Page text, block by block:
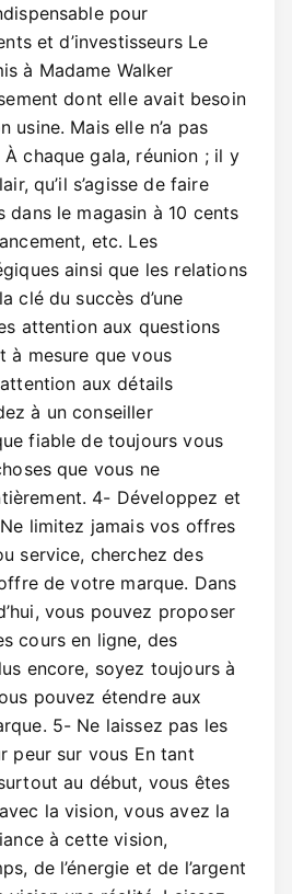
pour
et d’investisseurs Le
à Madame Walker
dont elle avait besoin
usine. Mais elle n’a pas
chaque gala, réunion ; il y
qu’il s’agisse de faire
dans le magasin à 10 cents
etc. Les
ainsi que les relations
clé du succès d’une
attention aux questions
à mesure que vous
aux détails
à un conseiller
fiable de toujours vous
que vous ne
4- Développez et
limitez jamais vos offres
service, cherchez des
de votre marque. Dans
vous pouvez proposer
cours en ligne, des
encore, soyez toujours à
pouvez étendre aux
5- Ne laissez pas les
peur sur vous En tant
au début, vous êtes
la vision, vous avez la
à cette vision,
de l’énergie et de l’argent